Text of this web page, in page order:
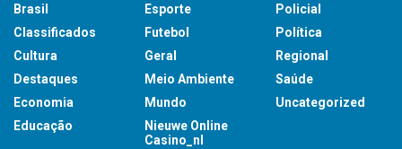
Brasil
Classificados
Cultura
Destaques
Economia
Educação
Esporte
Futebol
Geral
Meio Ambiente
Mundo
Nieuwe Online
Casino_nl
Policial
Política
Regional
Saúde
Uncategorized